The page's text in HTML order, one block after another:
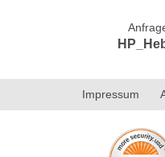
Impressum